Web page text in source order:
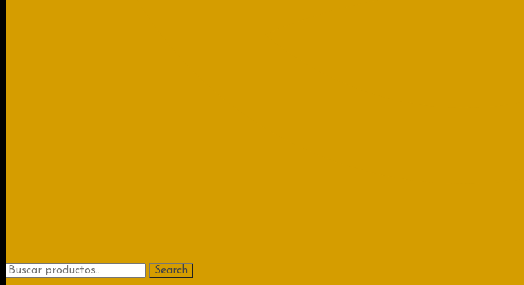
Search
for:
Search